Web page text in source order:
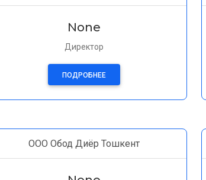
None
Директор
ПОДРОБНЕЕ
ООО Обод Диёр Тошкент